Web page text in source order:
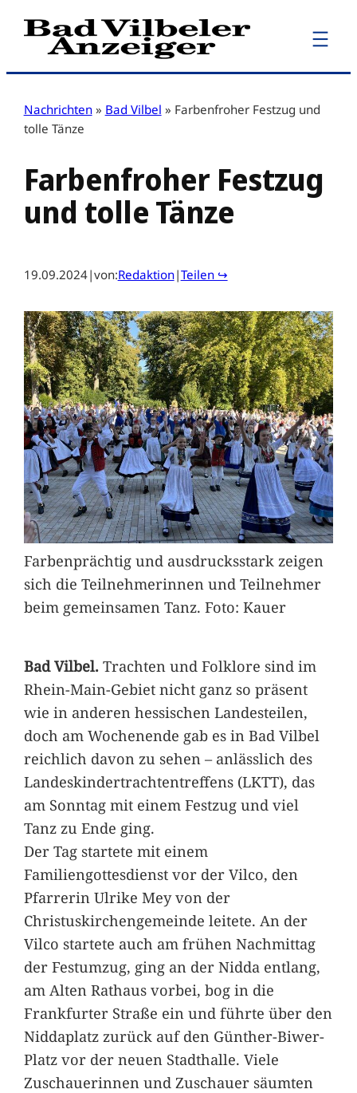
Zum
Inhalt
Nachrichten » Bad Vilbel » Farbenfroher Festzug und
tolle Tänze
Farbenfroher Festzug
und tolle Tänze
19.09.2024|von:Redaktion|Teilen ↪
Farbenprächtig und ausdrucksstark zeigen
sich die Teilnehmerinnen und Teilnehmer
beim gemeinsamen Tanz. Foto: Kauer
Bad Vilbel.Trachten und Folklore sind im
Rhein-Main-Gebiet nicht ganz so präsent
wie in anderen hessischen Landesteilen,
doch am Wochenende gab es in Bad Vilbel
reichlich davon zu sehen – anlässlich des
Landeskindertrachtentreffens (LKTT), das
am Sonntag mit einem Festzug und viel
Tanz zu Ende ging.
Der Tag startete mit einem
Familiengottesdienst vor der Vilco, den
Pfarrerin Ulrike Mey von der
Christuskirchengemeinde leitete. An der
Vilco startete auch am frühen Nachmittag
der Festumzug, ging an der Nidda entlang,
am Alten Rathaus vorbei, bog in die
Frankfurter Straße ein und führte über den
Niddaplatz zurück auf den Günther-Biwer-
Platz vor der neuen Stadthalle. Viele
Zuschauerinnen und Zuschauer säumten